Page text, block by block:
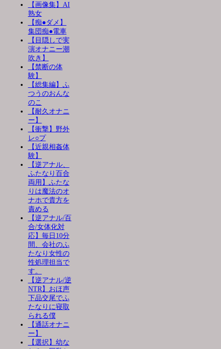
【画像集】AI
熟女
【痴●ダメ】
集団痴●電車
【目隠しで実
演オナニー潮
吹き】
【禁断の体
験】
【総集編】ふ
つうのおんな
のこ
【耐久オナニ
ー】
【衝撃】野外
レ○プ
【近親相姦体
験】
【逆アナル、
ふたなり百合
両用】ふたな
りは魔法のオ
ナホで貴方を
責める
【逆アナル/百
合/女体化対
応】毎日10分
間、会社のふ
たなり女性の
性処理担当で
す。
【逆アナル/逆
NTR】おほ声
下品交尾でふ
たなりに寝取
られる僕
【通話オナニ
ー】
【選択】幼な